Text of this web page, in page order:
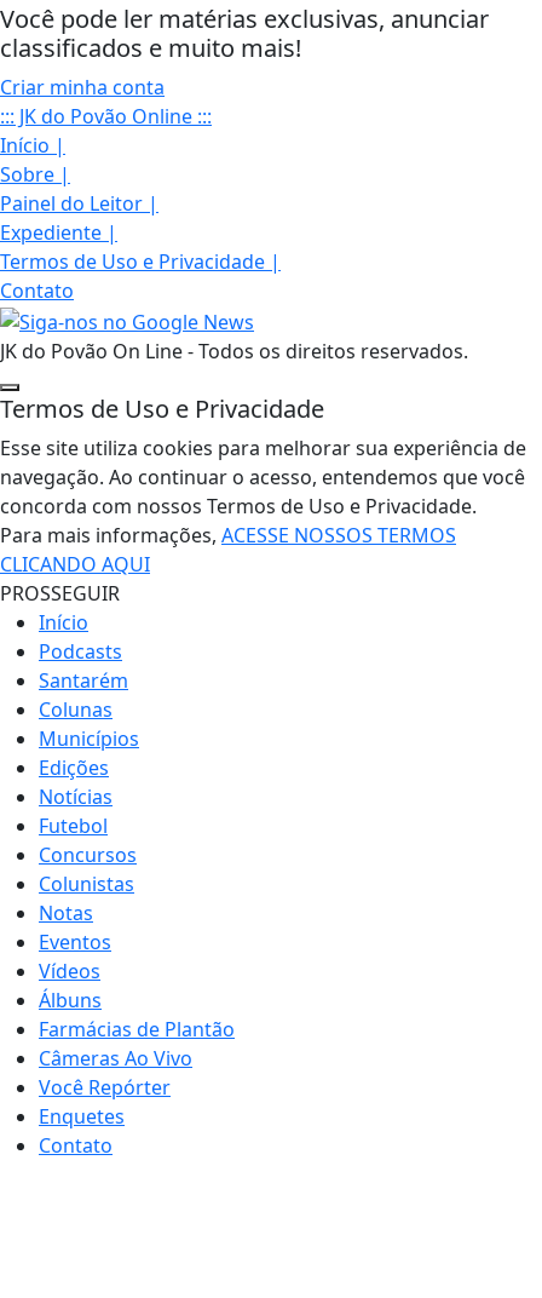
Você pode ler matérias exclusivas, anunciar
classificados e muito mais!
Criar minha conta
::: JK do Povão Online :::
Início |
Sobre |
Painel do Leitor |
Expediente |
Termos de Uso e Privacidade |
Contato
JK do Povão On Line - Todos os direitos reservados.
Termos de Uso e Privacidade
Esse site utiliza cookies para melhorar sua experiência de
navegação. Ao continuar o acesso, entendemos que você
concorda com nossos Termos de Uso e Privacidade.
Para mais informações, ACESSE NOSSOS TERMOS
CLICANDO AQUI
PROSSEGUIR
Início
Podcasts
Santarém
Colunas
Municípios
Edições
Notícias
Futebol
Concursos
Colunistas
Notas
Eventos
Vídeos
Álbuns
Farmácias de Plantão
Câmeras Ao Vivo
Você Repórter
Enquetes
Contato